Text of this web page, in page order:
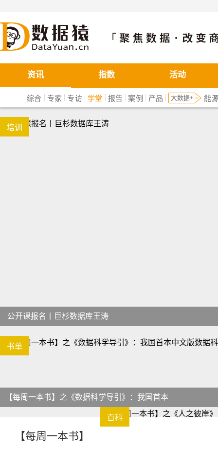
数据猿
资讯 指数 活动
综合 | 专家 |专访| 学堂 | 报告 | 案例 | 产品 | 大数据+ 能
培训
公开课报名丨巨杉数据库王涛
书单
【每周一本书】之《数据科学导引》：我国首本
百科
【每周一本书】